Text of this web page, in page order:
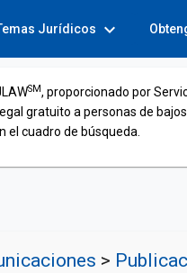
Jurídicos expand_more
SM, proporcionado por
gratuito a personas de
el cuadro de búsqueda.
>